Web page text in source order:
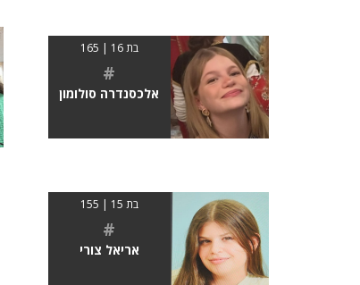
בת 16 | 165
#
אלכסנדרה סולומון
בת 15 | 155
#
אריאל צורי